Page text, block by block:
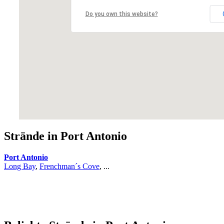
Do you own this website?
Strände in Port Antonio
Port Antonio
Long Bay, Frenchman´s Cove, ...